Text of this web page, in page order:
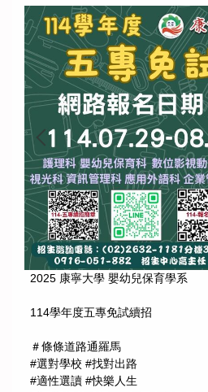
2025 康寧大學 嬰幼兒保育學系
114學年度五專免試續招
＃條條道路通羅馬
#選對學校 #找對出路
#適性選讀 #快樂人生